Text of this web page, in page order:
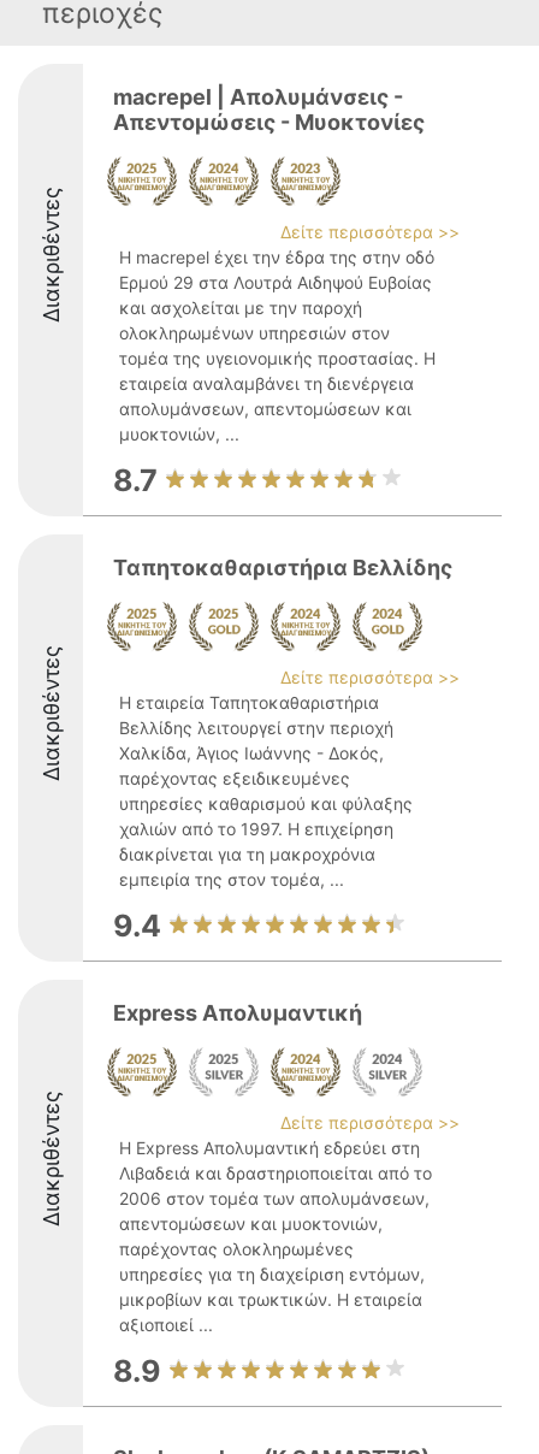
περιοχές
Διακριθέντες
macrepel | Απολυμάνσεις -
Απεντομώσεις - Μυοκτονίες
Δείτε περισσότερα >>
Η macrepel έχει την έδρα της στην οδό
Ερμού 29 στα Λουτρά Αιδηψού Ευβοίας
και ασχολείται με την παροχή
ολοκληρωμένων υπηρεσιών στον
τομέα της υγειονομικής προστασίας. Η
εταιρεία αναλαμβάνει τη διενέργεια
απολυμάνσεων, απεντομώσεων και
μυοκτονιών, ...
8.7
Διακριθέντες
Ταπητοκαθαριστήρια Βελλίδης
Δείτε περισσότερα >>
Η εταιρεία Ταπητοκαθαριστήρια
Βελλίδης λειτουργεί στην περιοχή
Χαλκίδα, Άγιος Ιωάννης - Δοκός,
παρέχοντας εξειδικευμένες
υπηρεσίες καθαρισμού και φύλαξης
χαλιών από το 1997. Η επιχείρηση
διακρίνεται για τη μακροχρόνια
εμπειρία της στον τομέα, ...
9.4
Διακριθέντες
Express Απολυμαντική
Δείτε περισσότερα >>
Η Express Απολυμαντική εδρεύει στη
Λιβαδειά και δραστηριοποιείται από το
2006 στον τομέα των απολυμάνσεων,
απεντομώσεων και μυοκτονιών,
παρέχοντας ολοκληρωμένες
υπηρεσίες για τη διαχείριση εντόμων,
μικροβίων και τρωκτικών. Η εταιρεία
αξιοποιεί ...
8.9